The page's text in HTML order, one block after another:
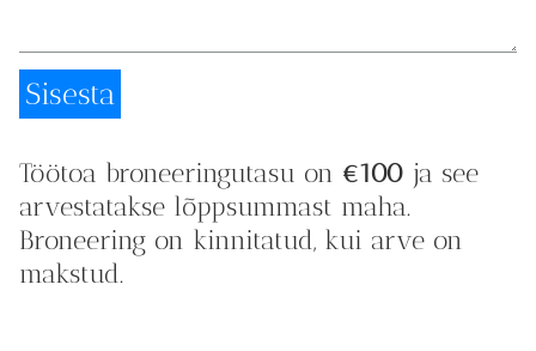
Töötoa broneeringutasu on €100 ja see
arvestatakse lõppsummast maha.
Broneering on kinnitatud, kui arve on
makstud.